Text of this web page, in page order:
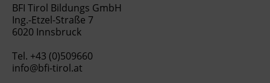
BFI Tirol Bildungs GmbH
Ing.-Etzel-Straße 7
6020 Innsbruck
Tel. +43 (0)509660
info@bfi-tirol.at